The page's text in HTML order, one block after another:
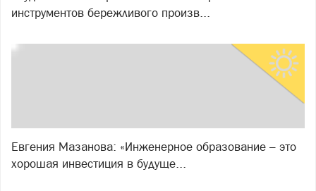
инструментов бережливого произв...
Евгения Мазанова: «Инженерное образование – это
хорошая инвестиция в будуще...